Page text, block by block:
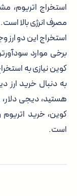
استخراج اتریوم،
مصرف انرژی بالا
استخراج این دو ارز
برخی موارد
کوین نیازی به
به دنبال خرید ارز
هستید، دیجی
کوین، خرید اتریوم
است.